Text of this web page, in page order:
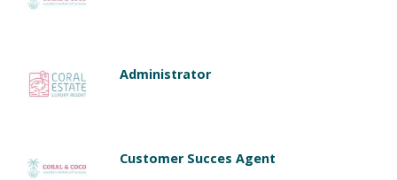
Administrator
Customer Succes Agent